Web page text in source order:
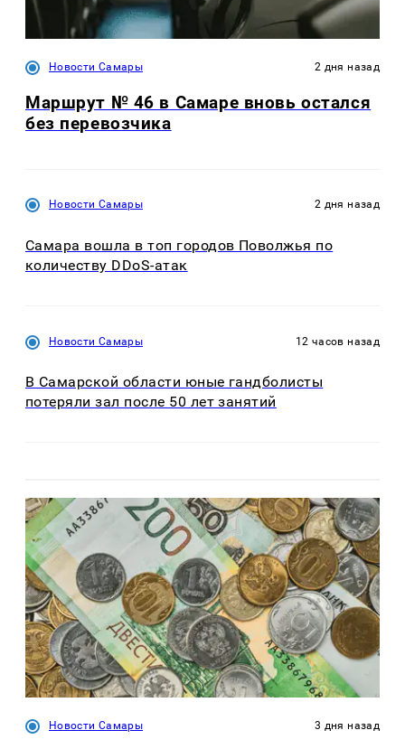
Новости Самары 2 дня назад
Маршрут № 46 в Самаре вновь остался
без перевозчика
Новости Самары 2 дня назад
Самара вошла в топ городов Поволжья по
количеству DDoS-атак
Новости Самары 12 часов назад
В Самарской области юные гандболисты
потеряли зал после 50 лет занятий
Новости Самары 3 дня назад